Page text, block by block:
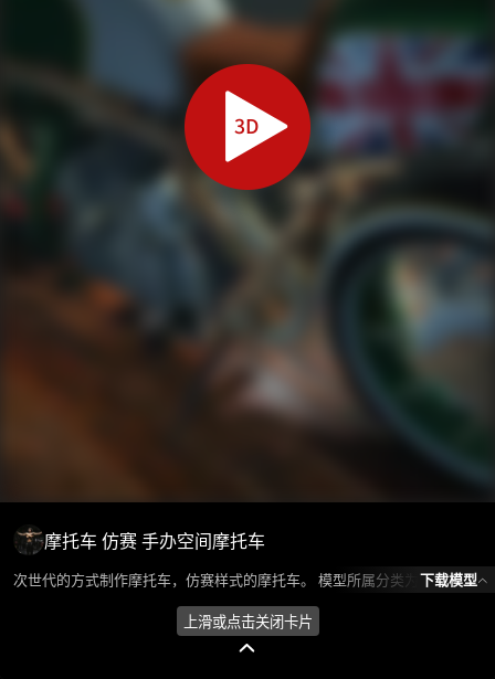
摩托车 仿赛 手办空间摩托车
次世代的方式制作摩托车，仿赛样式的摩托车。 模型所属分类为“车辆交通-家用车辆”，模型风格为写实，模型ID为101360，本模型由设计师 Huan环 在2024-08-21 19:06:19上传，含.obj，.gltf相关源文件下载格式，点数为84954，面数为112910，材质数为4，贴图数为20，CG美术之家持续为您更新与数字孪生、影视动画和游戏VR等相关优质资源。
下载模型
上滑或点击关闭卡片